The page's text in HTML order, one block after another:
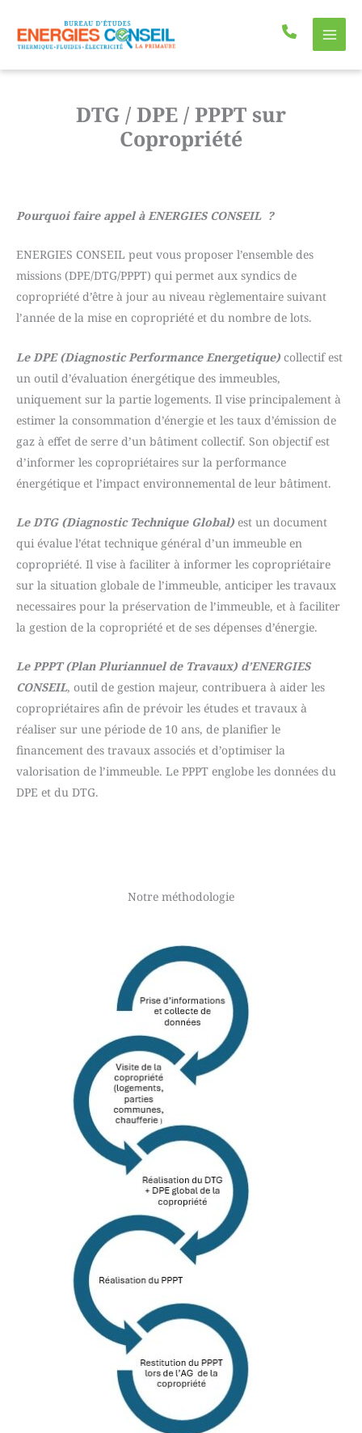
contenu
DTG / DPE / PPPT sur
Copropriété
Pourquoi faire appel à ENERGIES CONSEIL ?
ENERGIES CONSEIL peut vous proposer l’ensemble des
missions (DPE/DTG/PPPT) qui permet aux syndics de
copropriété d’être à jour au niveau règlementaire suivant
l’année de la mise en copropriété et du nombre de lots.
Le DPE (Diagnostic Performance Energetique) collectif est
un outil d’évaluation énergétique des immeubles,
uniquement sur la partie logements. Il vise principalement à
estimer la consommation d’énergie et les taux d’émission de
gaz à effet de serre d’un bâtiment collectif. Son objectif est
d’informer les copropriétaires sur la performance
énergétique et l’impact environnemental de leur bâtiment.
Le DTG (Diagnostic Technique Global) est un document
qui évalue l’état technique général d’un immeuble en
copropriété. Il vise à faciliter à informer les copropriétaire
sur la situation globale de l’immeuble, anticiper les travaux
necessaires pour la préservation de l’immeuble, et à faciliter
la gestion de la copropriété et de ses dépenses d’énergie.
Le PPPT (Plan Pluriannuel de Travaux) d’ENERGIES
CONSEIL, outil de gestion majeur, contribuera à aider les
copropriétaires afin de prévoir les études et travaux à
réaliser sur une période de 10 ans, de planifier le
financement des travaux associés et d’optimiser la
valorisation de l’immeuble. Le PPPT englobe les données du
DPE et du DTG.
Notre méthodologie